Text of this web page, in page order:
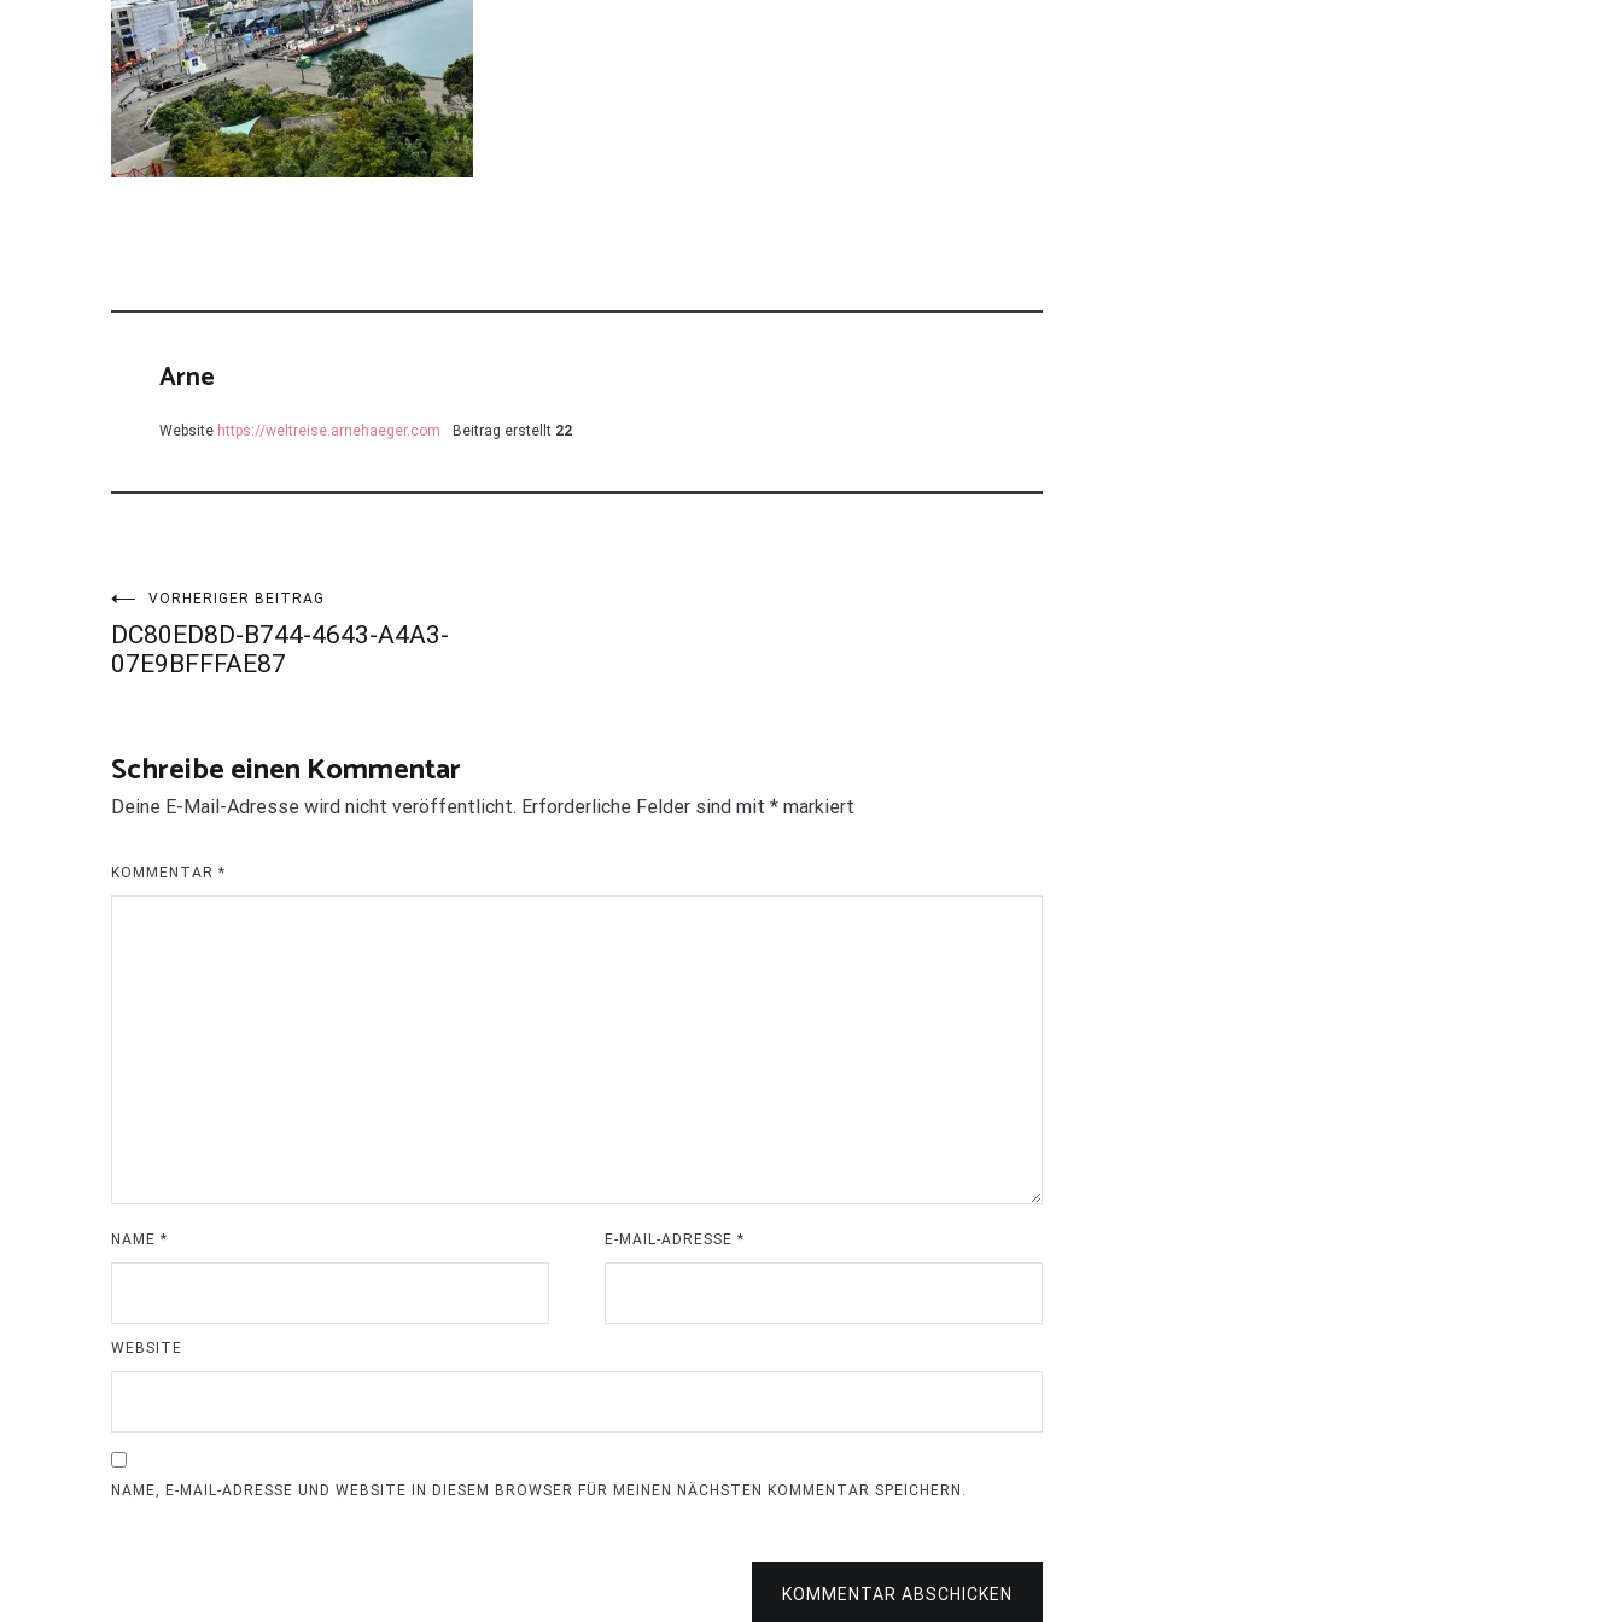
Arne
Website https://weltreise.arnehaeger.com Beitrag erstellt 22
Beitragsnavigation
VORHERIGER BEITRAG
DC80ED8D-B744-4643-A4A3-
07E9BFFFAE87
Schreibe einen Kommentar
Deine E-Mail-Adresse wird nicht veröffentlicht. Erforderliche Felder sind mit * markiert
KOMMENTAR *
NAME * E-MAIL-ADRESSE*
WEBSITE
NAME, E-MAIL-ADRESSE UND WEBSITE IN DIESEM BROWSER FÜR MEINEN NÄCHSTEN KOMMENTAR SPEICHERN.
KOMMENTAR ABSCHICKEN